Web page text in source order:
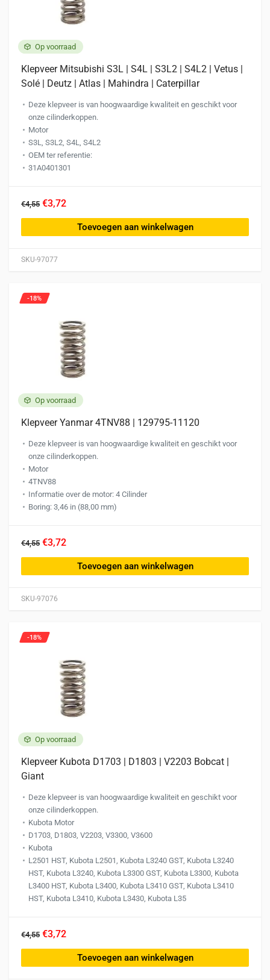
Op voorraad
SKU-97077
Klepveer Mitsubishi S3L | S4L | S3L2 | S4L2 | Vetus |
Solé | Deutz | Atlas | Mahindra | Caterpillar
Deze klepveer is van hoogwaardige kwaliteit en geschikt voor
onze cilinderkoppen.
Motor
S3L, S3L2, S4L, S4L2
OEM ter referentie:
31A0401301
€4,55 €3,72
Toevoegen aan winkelwagen
Op voorraad
SKU-97076
-18%
Klepveer Yanmar 4TNV88 | 129795-11120
Deze klepveer is van hoogwaardige kwaliteit en geschikt voor
onze cilinderkoppen.
Motor
4TNV88
Informatie over de motor: 4 Cilinder
Boring: 3,46 in (88,00 mm)
€4,55 €3,72
Toevoegen aan winkelwagen
Op voorraad
-18%
Klepveer Kubota D1703 | D1803 | V2203 Bobcat |
Giant
Deze klepveer is van hoogwaardige kwaliteit en geschikt voor
onze cilinderkoppen.
Kubota Motor
D1703, D1803, V2203, V3300, V3600
Kubota
L2501 HST, Kubota L2501, Kubota L3240 GST, Kubota L3240
HST, Kubota L3240, Kubota L3300 GST, Kubota L3300, Kubota
L3400 HST, Kubota L3400, Kubota L3410 GST, Kubota L3410
HST, Kubota L3410, Kubota L3430, Kubota L35
€4,55 €3,72
Toevoegen aan winkelwagen